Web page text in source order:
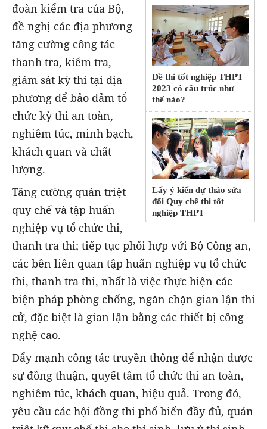
Đề thi tốt nghiệp THPT
2023 có cấu trúc như
thế nào?
Lấy ý kiến dự thảo sửa
đổi Quy chế thi tốt
nghiệp THPT
đoàn kiểm tra của Bộ,
đề nghị các địa phương
tăng cường công tác
thanh tra, kiểm tra,
giám sát kỳ thi tại địa
phương để bảo đảm tổ
chức kỳ thi an toàn,
nghiêm túc, minh bạch,
khách quan và chất
lượng.
Tăng cường quán triệt
quy chế và tập huấn
nghiệp vụ tổ chức thi,
thanh tra thi; tiếp tục phối hợp với Bộ Công an,
các bên liên quan tập huấn nghiệp vụ tổ chức
thi, thanh tra thi, nhất là việc thực hiện các
biện pháp phòng chống, ngăn chặn gian lận thi
cử, đặc biệt là gian lận bằng các thiết bị công
nghệ cao.
Đẩy mạnh công tác truyền thông để nhận được
sự đồng thuận, quyết tâm tổ chức thi an toàn,
nghiêm túc, khách quan, hiệu quả. Trong đó,
yêu cầu các hội đồng thi phổ biến đầy đủ, quán